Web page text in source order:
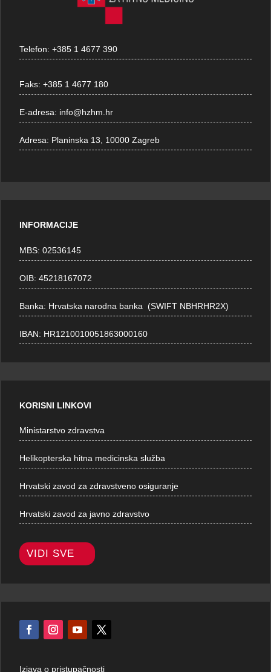
Telefon:+385 1 4677 390
Faks:+385 1 4677 180
E-adresa: info@hzhm.hr
Adresa: Planinska 13, 10000 Zagreb
INFORMACIJE
MBS: 02536145
OIB: 45218167072
Banka: Hrvatska narodna banka (SWIFT NBHRHR2X)
IBAN: HR1210010051863000160
KORISNI LINKOVI
Ministarstvo zdravstva
Helikopterska hitna medicinska služba
Hrvatski zavod za zdravstveno osiguranje
Hrvatski zavod za javno zdravstvo
VIDI SVE
Izjava o pristupačnosti